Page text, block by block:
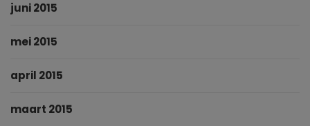
juni 2015
mei 2015
april 2015
maart 2015